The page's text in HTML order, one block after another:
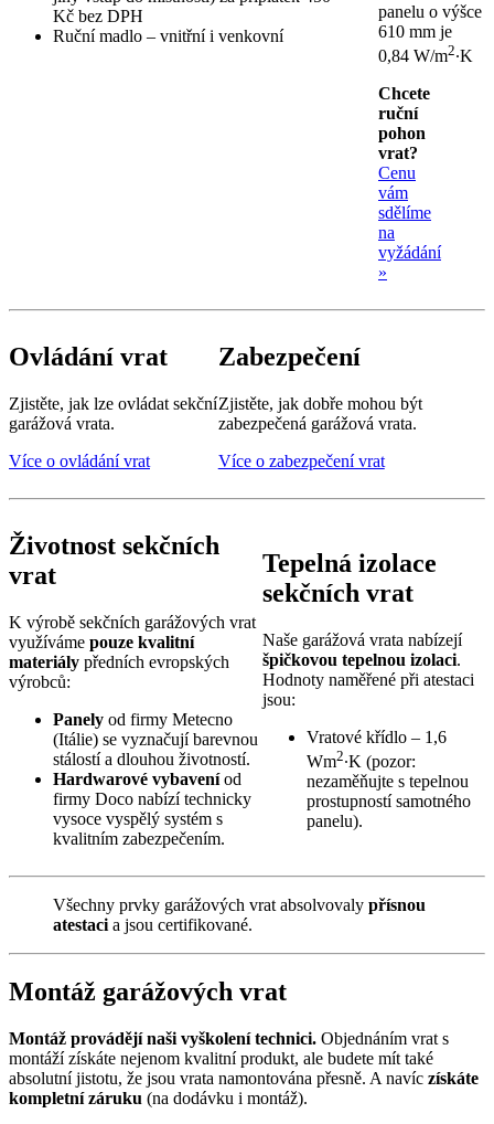
Kč bez DPH
Ruční madlo – vnitřní i venkovní
panelu o výšce
610 mm je
0,84 W/m2∙K
Chcete
ruční
pohon
vrat?
Cenu
vám
sdělíme
na
vyžádání
»
Ovládání vrat
Zjistěte, jak lze ovládat sekční
garážová vrata.
Více o ovládání vrat
Zabezpečení
Zjistěte, jak dobře mohou být
zabezpečená garážová vrata.
Více o zabezpečení vrat
Životnost sekčních
vrat
K výrobě sekčních garážových vrat
využíváme pouze kvalitní
materiály předních evropských
výrobců:
Panely od firmy Metecno
(Itálie) se vyznačují barevnou
stálostí a dlouhou životností.
Hardwarové vybaveníod
firmy Doco nabízí technicky
vysoce vyspělý systém s
kvalitním zabezpečením.
Tepelná izolace
sekčních vrat
Naše garážová vrata nabízejí
špičkovou tepelnou izolaci.
Hodnoty naměřené při atestaci
jsou:
Vratové křídlo – 1,6
Wm2∙K (pozor:
nezaměňujte s tepelnou
prostupností samotného
panelu).
Všechny prvky garážových vrat absolvovaly přísnou
atestaci a jsou certifikované.
Montáž garážových vrat
Montáž provádějí naši vyškolení technici. Objednáním vrat s
montáží získáte nejenom kvalitní produkt, ale budete mít také
absolutní jistotu, že jsou vrata namontována přesně. A navíc získáte
kompletní záruku (na dodávku i montáž).